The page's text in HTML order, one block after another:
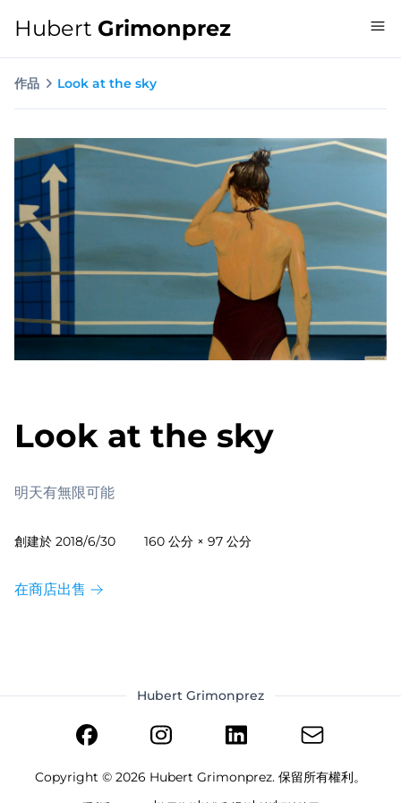
Hubert Grimonprez
作品 Look at the sky
Look at the sky
明天有無限可能
創建於 2018/6/30 160 公分 × 97 公分
在商店出售
Hubert Grimonprez
Copyright © 2026 Hubert Grimonprez. 保留所有權利。